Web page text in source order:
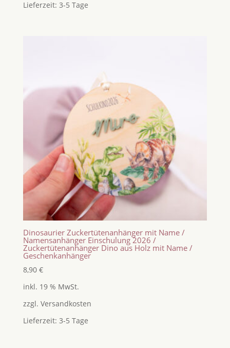
Lieferzeit: 3-5 Tage
Dinosaurier Zuckertütenanhänger mit Name /
Namensanhänger Einschulung 2026 /
Zuckertütenanhänger Dino aus Holz mit Name /
Geschenkanhänger
8,90 €
inkl. 19 % MwSt.
zzgl. Versandkosten
Lieferzeit: 3-5 Tage